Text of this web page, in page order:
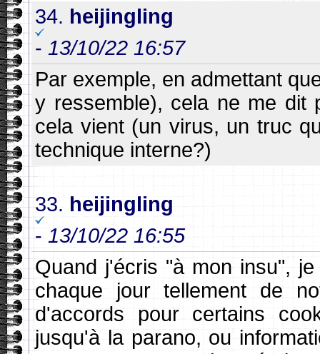
34. heijingling
- 13/10/22 16:57
Par exemple, en admettant
y ressemble), cela ne me dit
cela vient (un virus, un truc
technique interne?)
33. heijingling
- 13/10/22 16:55
Quand j'écris "à mon insu",
chaque jour tellement de
d'accords pour certains
jusqu'à la parano, ou